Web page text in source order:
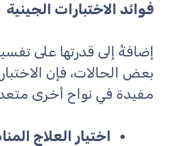
فوائد الاختبارات الجينية
إضافةً إلى قدرتها على
بعض الحالات، فإن
مفيدة في نواح أخرى
اختيار العلاج